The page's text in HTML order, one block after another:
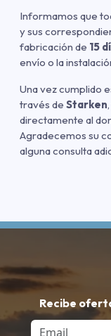
Informamos que
y sus
fabricación de 15
envío o la
Una vez cumplido
través de Starken
directamente al
Agradecemos su
alguna consulta
Recibe
Email